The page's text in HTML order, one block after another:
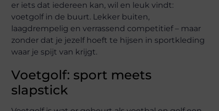
er iets dat iedereen kan, wil en leuk vindt:
voetgolf in de buurt. Lekker buiten,
laagdrempelig en verrassend competitief – maar
zonder dat je jezelf hoeft te hijsen in sportkleding
waar je spijt van krijgt.
Voetgolf: sport meets
slapstick